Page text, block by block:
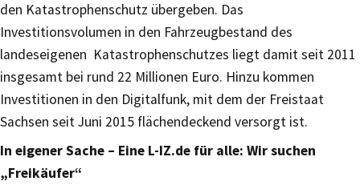
den Katastrophenschutz übergeben. Das
Investitionsvolumen in den Fahrzeugbestand des
landeseigenen Katastrophenschutzes liegt damit seit 2011
insgesamt bei rund 22 Millionen Euro. Hinzu kommen
Investitionen in den Digitalfunk, mit dem der Freistaat
Sachsen seit Juni 2015 flächendeckend versorgt ist.
In eigener Sache – Eine L-IZ.de für alle: Wir suchen
„Freikäufer“